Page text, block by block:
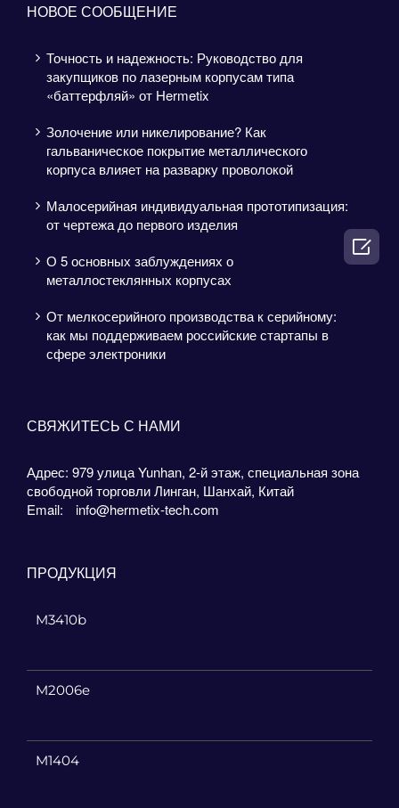
НОВОЕ СООБЩЕНИЕ
Точность и надежность: Руководство для
закупщиков по лазерным корпусам типа
«баттерфляй» от Hermetix
Золочение или никелирование? Как
гальваническое покрытие металлического
корпуса влияет на разварку проволокой
Малосерийная индивидуальная прототипизация:
от чертежа до первого изделия
О 5 основных заблуждениях о
металлостеклянных корпусах
От мелкосерийного производства к серийному:
как мы поддерживаем российские стартапы в
сфере электроники
СВЯЖИТЕСЬ С НАМИ
Адрес: 979 улица Yunhan, 2-й этаж, специальная зона
свободной торговли Линган, Шанхай, Китай
Email:
info@hermetix-tech.com
ПРОДУКЦИЯ
M3410b
M2006e
M1404
